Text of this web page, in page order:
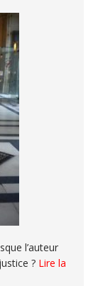
l’auteur
? Lire la